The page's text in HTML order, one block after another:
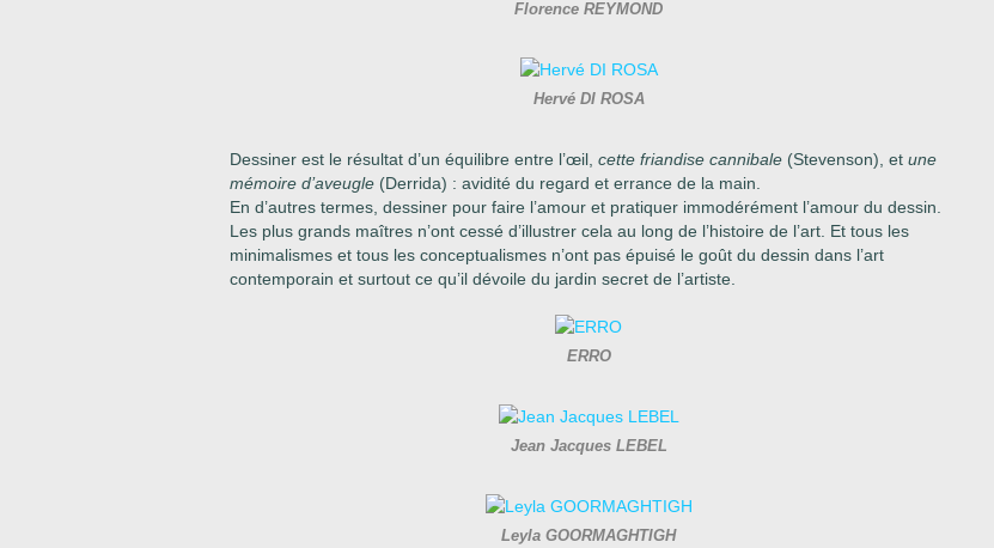
Florence REYMOND
Hervé DI ROSA
Dessiner est le résultat d’un équilibre entre l’œil, cette friandise cannibale (Stevenson), et une
mémoire d’aveugle (Derrida) : avidité du regard et errance de la main.
En d’autres termes, dessiner pour faire l’amour et pratiquer immodérément l’amour du dessin.
Les plus grands maîtres n’ont cessé d’illustrer cela au long de l’histoire de l’art. Et tous les
minimalismes et tous les conceptualismes n’ont pas épuisé le goût du dessin dans l’art
contemporain et surtout ce qu’il dévoile du jardin secret de l’artiste.
ERRO
Jean Jacques LEBEL
Leyla GOORMAGHTIGH